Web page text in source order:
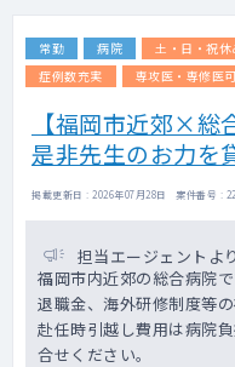
常勤 病院 土・日・祝休
症例数充実
専攻医・専修医可
【福岡市近郊×総
是非先生のお力を
掲載更新日 : 2026年07月28日 案件番号 :
担当エージェントより
福岡市内近郊の総合病院
退職金、海外研修制度等
赴任時引越し費用は病院
合せください。